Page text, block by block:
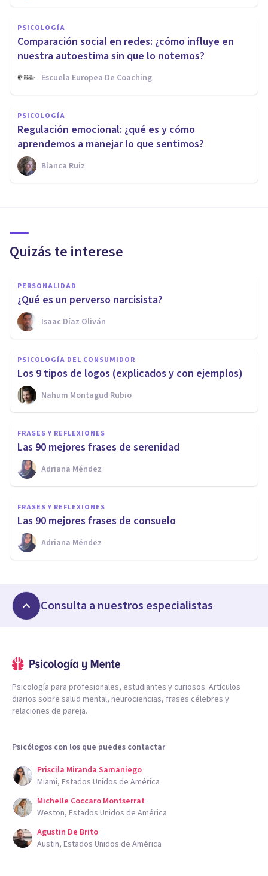
PSICOLOGÍA
Comparación social en redes: ¿cómo influye en
nuestra autoestima sin que lo notemos?
Escuela Europea De Coaching
PSICOLOGÍA
Regulación emocional: ¿qué es y cómo
aprendemos a manejar lo que sentimos?
Blanca Ruiz
Quizás te interese
PERSONALIDAD
¿Qué es un perverso narcisista?
Isaac Díaz Oliván
PSICOLOGÍA DEL CONSUMIDOR
Los 9 tipos de logos (explicados y con ejemplos)
Nahum Montagud Rubio
FRASES Y REFLEXIONES
Las 90 mejores frases de serenidad
Adriana Méndez
FRASES Y REFLEXIONES
Las 90 mejores frases de consuelo
Adriana Méndez
Consulta a nuestros especialistas
Psicología para profesionales, estudiantes y curiosos. Artículos
diarios sobre salud mental, neurociencias, frases célebres y
relaciones de pareja.
Psicólogos con los que puedes contactar
Priscila Miranda Samaniego
Miami, Estados Unidos de América
Michelle Coccaro Montserrat
Weston, Estados Unidos de América
Agustin De Brito
Austin, Estados Unidos de América